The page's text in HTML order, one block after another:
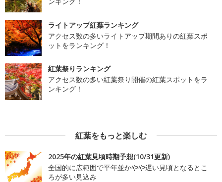
ライトアップ紅葉ランキング
アクセス数の多いライトアップ期間ありの紅葉スポ
ットをランキング！
紅葉祭りランキング
アクセス数の多い紅葉祭り開催の紅葉スポットをラ
ンキング！
紅葉をもっと楽しむ
2025年の紅葉見頃時期予想(10/31更新)
全国的に広範囲で平年並かやや遅い見頃となるとこ
ろが多い見込み